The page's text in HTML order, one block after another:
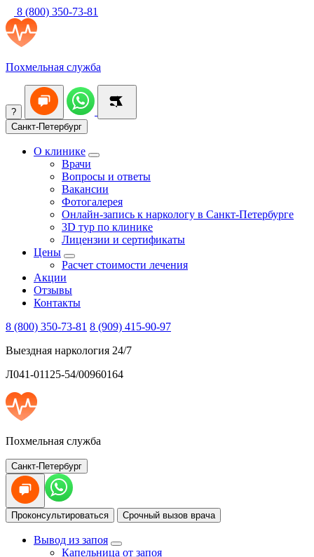
8 (800) 350-73-81
Похмельная служба
?
Санкт-Петербург
О клинике
Врачи
Вопросы и ответы
Вакансии
Фотогалерея
Онлайн-запись к наркологу в Санкт-Петербурге
3D тур по клинике
Лицензии и сертификаты
Цены
Расчет стоимости лечения
Акции
Отзывы
Контакты
8 (800) 350-73-81 8 (909) 415-90-97
Выездная наркология 24/7
Л041-01125-54/00960164
Похмельная служба
Санкт-Петербург
Проконсультироваться Срочный вызов врача
Вывод из запоя
Капельница от запоя